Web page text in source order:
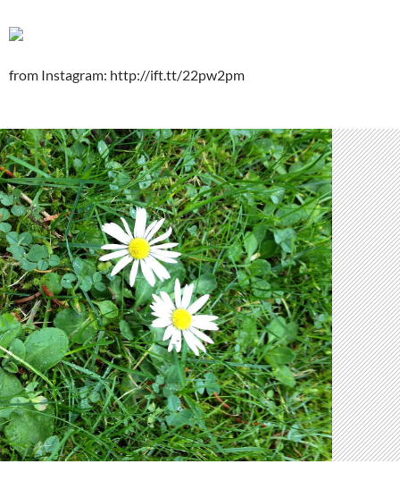
from Instagram: http://ift.tt/22pw2pm